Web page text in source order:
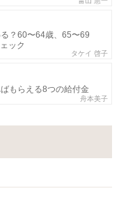
？60〜64歳、65〜69
ック
タケイ 啓子
もらえる8つの給付金
舟本美子